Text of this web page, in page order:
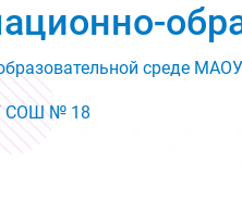
среде
СОШ № 18